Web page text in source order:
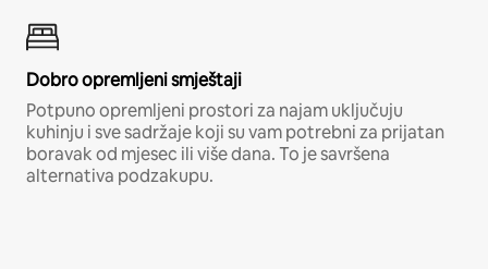
Dobro opremljeni smještaji
Potpuno opremljeni prostori za najam uključuju
kuhinju i sve sadržaje koji su vam potrebni za prijatan
boravak od mjesec ili više dana. To je savršena
alternativa podzakupu.